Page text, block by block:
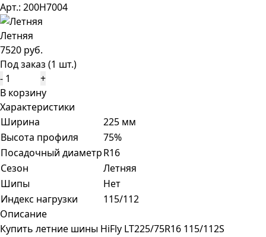
Арт.: 200H7004
Летняя
7520 руб.
Под заказ (1 шт.)
-
+
В корзину
Характеристики
Ширина
225 мм
Высота профиля
75%
Посадочный диаметрR16
Сезон
Летняя
Шипы
Нет
Индекс нагрузки
115/112
Описание
Купить летние шины HiFly LT225/75R16 115/112S